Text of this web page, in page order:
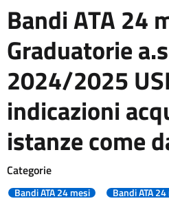
Bandi ATA 24
Graduatorie
2024/2025
indicazioni
istanze come
Categorie
Bandi ATA 24 mesi
Bandi ATA